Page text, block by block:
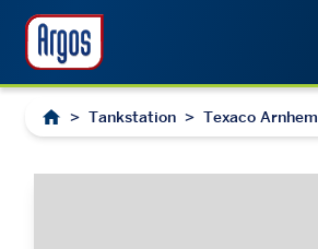
> Tankstation > Texaco Arnhem